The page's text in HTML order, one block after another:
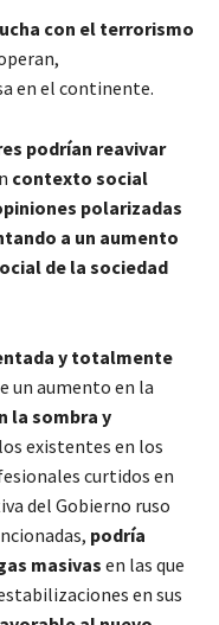
con el terrorismo
en el continente.
podrían reavivar
contexto social
polarizadas
a un aumento
de la sociedad
y totalmente
un aumento en la
la sombra y
existentes en los
curtidos en
del Gobierno ruso
podría
masivas en las que
en sus